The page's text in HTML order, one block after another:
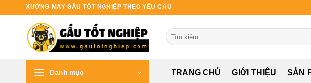
XƯỞNG MAY GẤU TỐT NGHIỆP THEO YÊU CẦU
Tìm
kiếm:
Danh mục TRANG CHỦ GIỚI THIỆU SẢN